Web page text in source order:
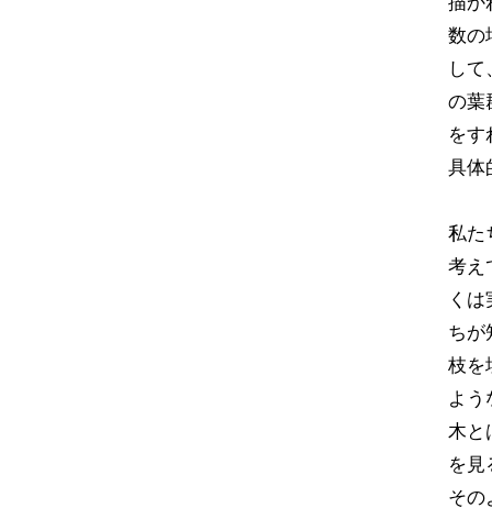
数の
し
の葉
をす
具体
私た
考え
く
ちが
枝を
よう
木と
を見
その